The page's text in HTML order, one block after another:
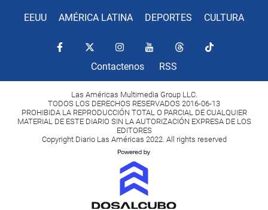
EEUU AMÉRICA LATINA DEPORTES CULTURA
Contactenos RSS
Las Américas Multimedia Group LLC.
TODOS LOS DERECHOS RESERVADOS 2016-06-13
PROHIBIDA LA REPRODUCCIÓN TOTAL O PARCIAL DE CUALQUIER
MATERIAL DE ESTE DIARIO SIN LA AUTORIZACIÓN EXPRESA DE LOS
EDITORES
Copyright Diario Las Américas 2022. All rights reserved